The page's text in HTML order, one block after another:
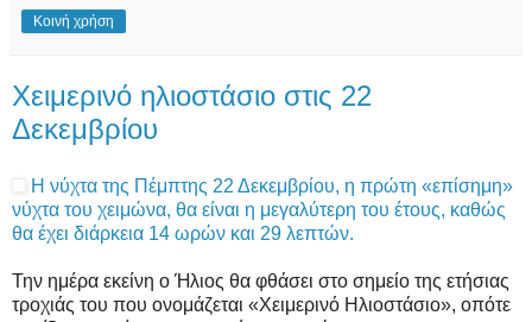
Κοινή χρήση
Χειμερινό ηλιοστάσιο στις 22
Δεκεμβρίου
Η νύχτα της Πέμπτης 22 Δεκεμβρίου, η πρώτη «επίσημη»
νύχτα του χειμώνα, θα είναι η μεγαλύτερη του έτους, καθώς
θα έχει διάρκεια 14 ωρών και 29 λεπτών.
Την ημέρα εκείνη ο Ήλιος θα φθάσει στο σημείο της ετήσιας
τροχιάς του που ονομάζεται «Χειμερινό Ηλιοστάσιο», οπότε